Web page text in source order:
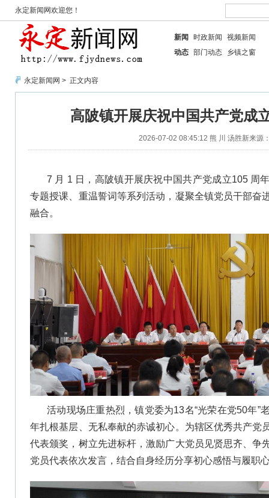
永定新闻网欢迎您！
新闻 时政新闻
视频新闻
动态 部门动态 乡镇之窗
永定新闻网 > 正文内容
高陂镇开展庆祝中国共产党成
2026-07-02 08:45:12 熊 川 汤胜新来源
7 月 1 日， 高陂镇开展庆祝中国共产党成立105 周
专题授课、重温誓词等系列活动，凝聚全镇党员干部奋
融合。
活动现场庄重热烈，镇党委为13名“光荣在党50年”
年扎根基层、无私奉献的赤诚初心。为辖区优秀共产党
代表颁奖，树立先进标杆，激励广大党员见贤思齐、争
党员代表依次发言，结合自身经历分享初心感悟与履职